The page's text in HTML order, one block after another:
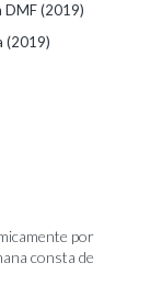
DMF(2019)
(2019)
por
consta de